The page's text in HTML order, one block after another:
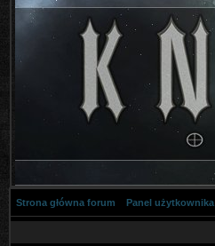
Strona główna forum Panel użytkownika